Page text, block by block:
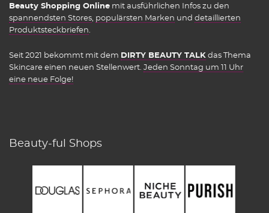
Beauty Shopping Online mit ausführlichen Infos zu den
spannendsten Stores, populärsten Marken und detaillierten
Produktsteckbriefen.
Seit 2021 bekommt mit dem DIRTY BEAUTY TALK das Thema
Skincare einen neuen Stellenwert. Jeden Sonntag um 11 Uhr
eine neue Folge!
Beauty-ful Shops